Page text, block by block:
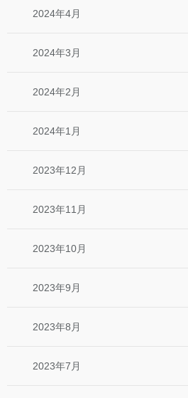
2024年4月
2024年3月
2024年2月
2024年1月
2023年12月
2023年11月
2023年10月
2023年9月
2023年8月
2023年7月